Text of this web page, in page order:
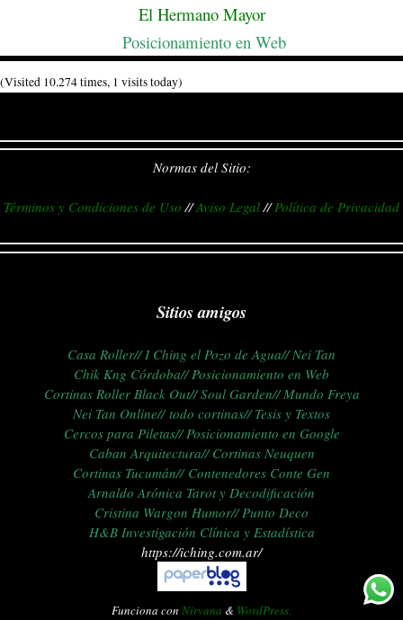
El Hermano Mayor
Posicionamiento en Web
(Visited 10.274 times, 1 visits today)
Normas del Sitio:
Términos y Condiciones de Uso //Aviso Legal//Política de Privacidad
Sitios amigos
Casa Roller// I Ching el Pozo de Agua// Nei Tan
Chik Kng Córdoba// Posicionamiento en Web
Cortinas Roller Black Out// Soul Garden// Mundo Freya
Nei Tan Online// todo cortinas// Tesis y Textos
Cercos para Piletas// Posicionamiento en Google
Caban Arquitectura//Cortinas Neuquen
Cortinas Tucumán// Contenedores Conte Gen
Arnaldo Arónica Tarot y Decodificación
Cristina Wargon Humor// Punto Deco
H&B Investigación Clínica y Estadística
https://iching.com.ar/
Funciona con Nirvana & WordPress.